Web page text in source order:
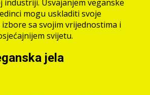
industriji. Usvajanjem veganske
mogu uskladiti svoje
sa svojim vrijednostima i
svijetu.
jela